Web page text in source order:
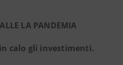
LA PANDEMIA
calo gli investimenti.